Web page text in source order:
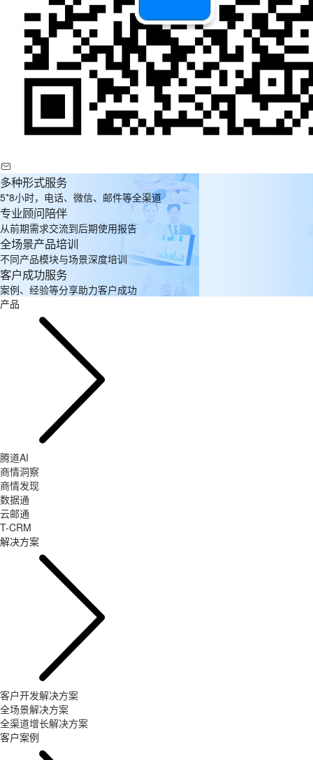
多种形式服务
5*8小时，电话、微信、邮件等全渠道
专业顾问陪伴
从前期需求交流到后期使用报告
全场景产品培训
不同产品模块与场景深度培训
客户成功服务
案例、经验等分享助力客户成功
产品
腾道AI
商情洞察
商情发现
数据通
云邮通
T-CRM
解决方案
客户开发解决方案
全场景解决方案
全渠道增长解决方案
客户案例